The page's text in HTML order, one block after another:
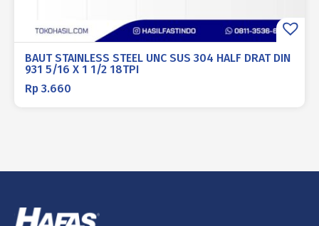
BAUT STAINLESS STEEL UNC SUS 304 HALF DRAT DIN
931 5/16 X 1 1/2 18TPI
Rp 3.660